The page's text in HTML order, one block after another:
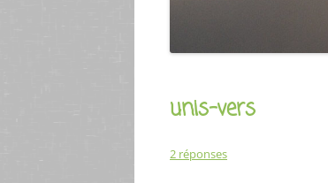
unis-vers
2 réponses